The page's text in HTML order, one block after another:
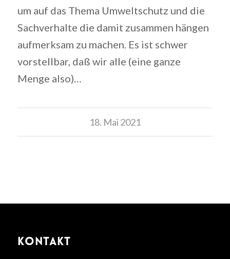
um auf das Thema Umweltschutz und die
Sachverhalte die damit zusammen hängen
aufmerksam zu machen. Es ist schwer
vorstellbar, daß wir alle (eine ganze
Menge also)…
18. Mai 2021
KONTAKT